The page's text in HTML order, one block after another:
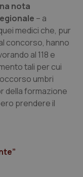
nota
– a
medici che, pur
concorso, hanno
al 118 e
tali per cui
umbri
della formazione
prendere il